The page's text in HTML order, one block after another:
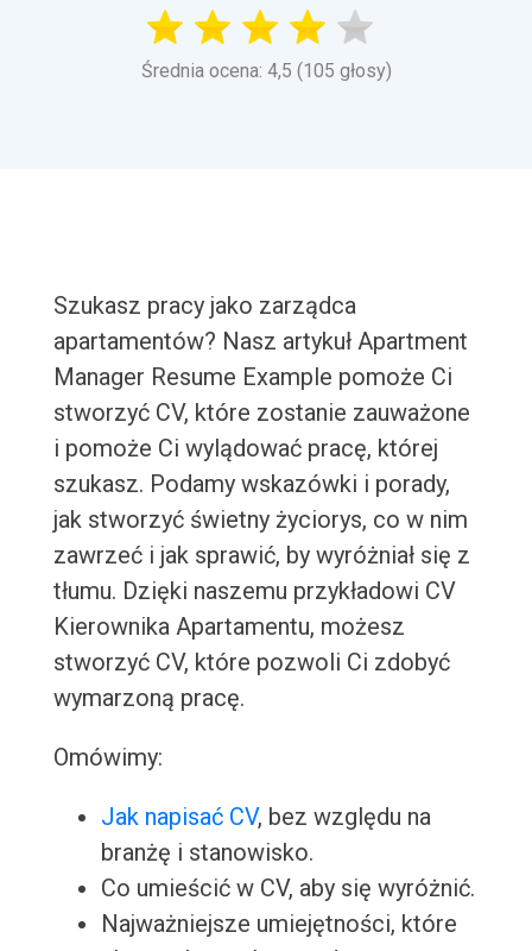
Średnia ocena: 4,5 (105 głosy)
Szukasz pracy jako zarządca
apartamentów? Nasz artykuł Apartment
Manager Resume Example pomoże Ci
stworzyć CV, które zostanie zauważone
i pomoże Ci wylądować pracę, której
szukasz. Podamy wskazówki i porady,
jak stworzyć świetny życiorys, co w nim
zawrzeć i jak sprawić, by wyróżniał się z
tłumu. Dzięki naszemu przykładowi CV
Kierownika Apartamentu, możesz
stworzyć CV, które pozwoli Ci zdobyć
wymarzoną pracę.
Omówimy:
Jak napisać CV, bez względu na
branżę i stanowisko.
Co umieścić w CV, aby się wyróżnić.
Najważniejsze umiejętności, które